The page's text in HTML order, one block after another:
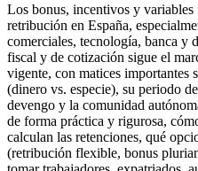
Los bonus, incentivos y variables
retribución en España,
comerciales, tecnología, banca y
fiscal y de cotización sigue el
vigente, con matices importantes
(dinero vs. especie), su periodo
devengo y la comunidad
de forma práctica y rigurosa,
calculan las retenciones, qué
(retribución flexible, bonus